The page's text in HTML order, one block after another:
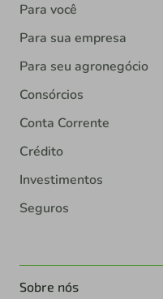
Para você
Para sua empresa
Para seu agronegócio
Consórcios
Conta Corrente
Crédito
Investimentos
Seguros
Sobre nós